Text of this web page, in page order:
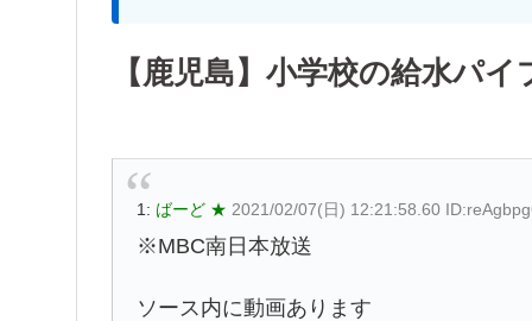
【鹿児島】小学校の給水パ
1: ばーど ★ 2021/02/07(日) 12:21:58.60
※MBC南日本放送
ソース内に動画あります